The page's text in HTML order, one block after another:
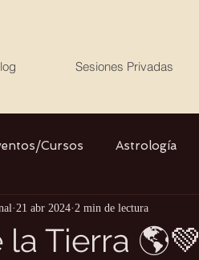
Sesiones Privadas
Cursos Astrología
Libros Cristales
la Tierra 🌎💚
21 abr 2024 2 min de lectura